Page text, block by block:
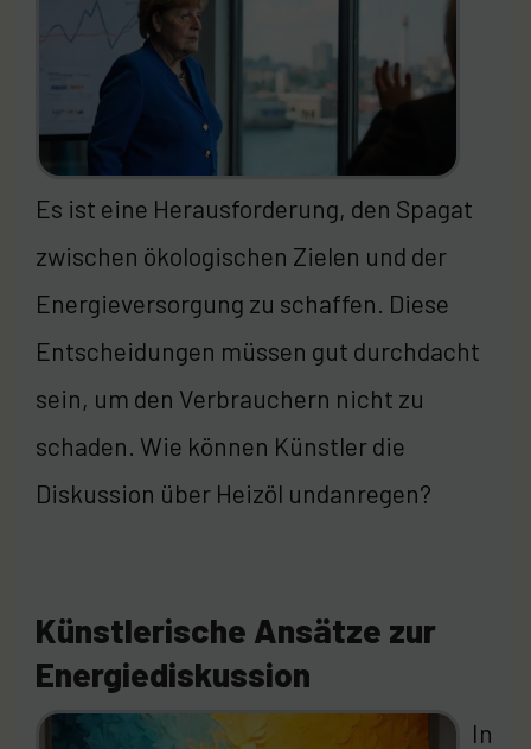
Es ist eine Herausforderung, den Spagat
zwischen ökologischen Zielen und der
Energieversorgung zu schaffen. Diese
Entscheidungen müssen gut durchdacht
sein, um den Verbrauchern nicht zu
schaden. Wie können Künstler die
Diskussion über Heizöl undanregen?
Künstlerische Ansätze zur
Energiediskussion
In